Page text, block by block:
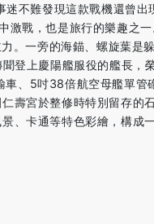
不難發現這款戰機還曾出
激戰，也是旅行的樂趣之
。一旁的海錨、螺旋葉是
登上慶陽艦服役的艦長，
、5吋38倍航空母艦單管
壽宮於整修時特別留存的
、卡通等特色彩繪，構成